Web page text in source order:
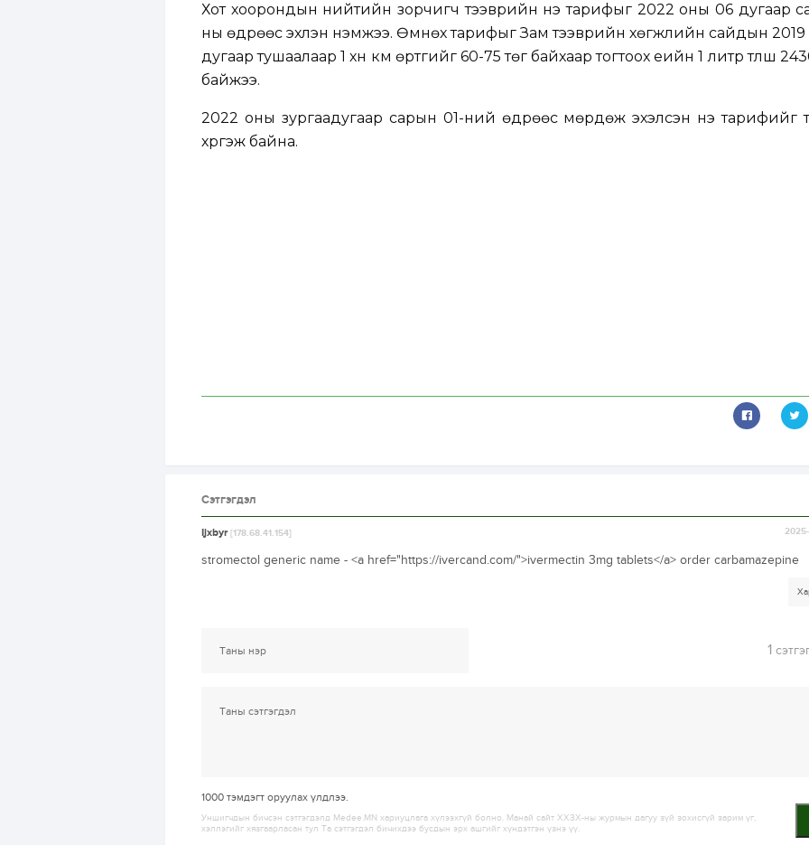
Хот хоорондын нийтийн зорчигч тээврийн үнэ тарифыг 2022 оны 06 дугаар
ны өдрөөс эхлэн нэмжээ. Өмнөх тарифыг Зам тээврийн хөгжлийн сайдын
дугаар тушаалаар 1 хүн км өртгийг 60-75 төг байхаар тогтоох үеийн 1 литр түлш
байжээ.
2022 оны зургаадугаар сарын 01-ний өдрөөс мөрдөж эхэлсэн үнэ тарифийг
хүргэж байна.
Сэтгэгдэл
Ijxbyr [178.68.41.154]
stromectol generic name - <a href="https://ivercand.com/">ivermectin 3mg tablets</a> order carbamazepine
1
1000 тэмдэгт оруулах үлдлээ.
Уншигчдын бичсэн сэтгэгдэлд Medee.MN хариуцлага хүлээхгүй болно. Манай сайт ХХЗХ-ны журмын дагуу зүй зохисгүй зарим үг,
хэллэгийг хязгаарласан тул Та сэтгэгдэл бичихдээ бусдын эрх ашгийг хүндэтгэн үзнэ үү.